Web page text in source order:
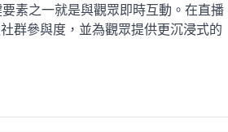
素之一就是與觀眾即時互動。在直播
群參與度，並為觀眾提供更沉浸式的